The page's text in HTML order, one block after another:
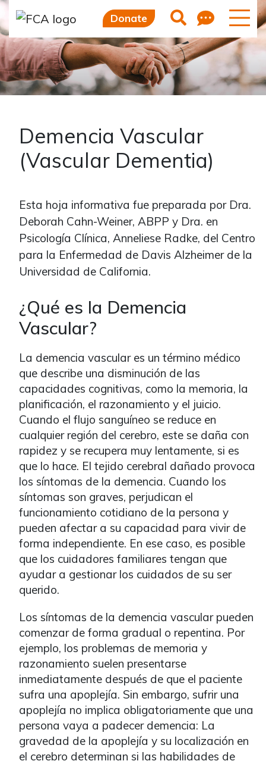
Skip to main content
Skip to sidebar options
Donate Search
Demencia Vascular
(Vascular Dementia)
Esta hoja informativa fue preparada por Dra.
Deborah Cahn-Weiner, ABPP y Dra. en
Psicología Clínica, Anneliese Radke, del Centro
para la Enfermedad de Davis Alzheimer de la
Universidad de California.
¿Qué es la Demencia
Vascular?
La demencia vascular es un término médico
que describe una disminución de las
capacidades cognitivas, como la memoria, la
planificación, el razonamiento y el juicio.
Cuando el flujo sanguíneo se reduce en
cualquier región del cerebro, este se daña con
rapidez y se recupera muy lentamente, si es
que lo hace. El tejido cerebral dañado provoca
los síntomas de la demencia. Cuando los
síntomas son graves, perjudican el
funcionamiento cotidiano de la persona y
pueden afectar a su capacidad para vivir de
forma independiente. En ese caso, es posible
que los cuidadores familiares tengan que
ayudar a gestionar los cuidados de su ser
querido.
Los síntomas de la demencia vascular pueden
comenzar de forma gradual o repentina. Por
ejemplo, los problemas de memoria y
razonamiento suelen presentarse
inmediatamente después de que el paciente
sufra una apoplejía. Sin embargo, sufrir una
apoplejía no implica obligatoriamente que una
persona vaya a padecer demencia: La
gravedad de la apoplejía y su localización en
el cerebro determinan si las habilidades de